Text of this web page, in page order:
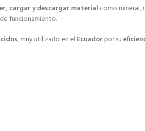
cargar y descargar material como mineral,
funcionamiento.
, muy utilizado en el Ecuador por su